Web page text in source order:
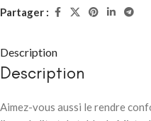
Partager :
Description
Description
Aimez-vous aussi le rendre